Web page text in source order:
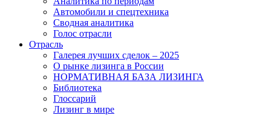
Автомобили и спецтехника
Сводная аналитика
Голос отрасли
Отрасль
Галерея лучших сделок – 2025
О рынке лизинга в России
НОРМАТИВНАЯ БАЗА ЛИЗИНГА
Библиотека
Глоссарий
Лизинг в мире